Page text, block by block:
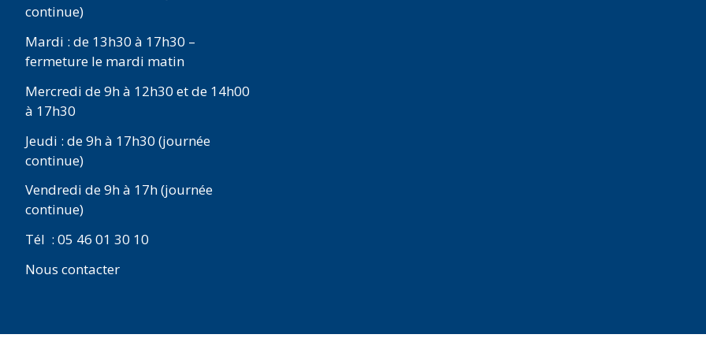
continue)
Mardi : de 13h30 à 17h30 –
fermeture le mardi matin
Mercredi de 9h à 12h30 et de 14h00
à 17h30
Jeudi : de 9h à 17h30 (journée
continue)
Vendredi de 9h à 17h (journée
continue)
Tél : 05 46 01 30 10
Nous contacter